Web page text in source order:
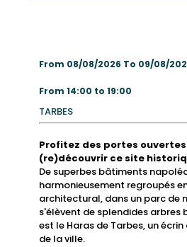
From 08/08/2026 To 09/08/
From 14:00 to 19:00
TARBES
Profitez des portes
(re)découvrir ce site
De superbes bâtiments
harmonieusement regroupés
architectural, dans un parc de
s'élèvent de splendides arbres
est le Haras de Tarbes, un
de la ville.